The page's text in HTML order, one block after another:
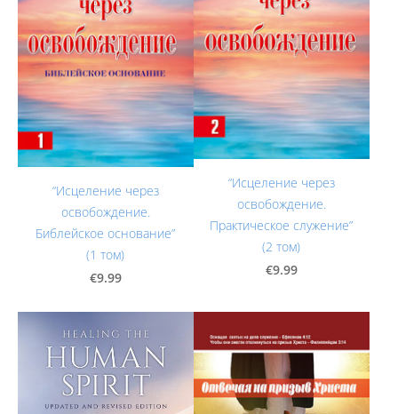
“Исцеление через
освобождение.
Библейское основание”
(1 том)
€9.99
“Исцеление через
освобождение.
Практическое служение”
(2 том)
€9.99